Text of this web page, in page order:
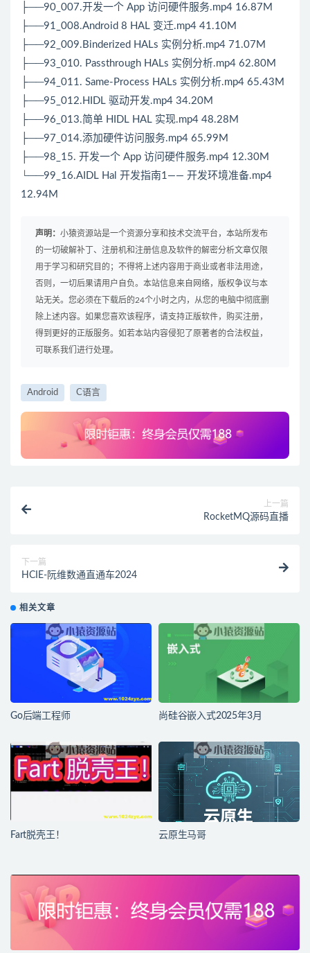
├──90_007.开发一个 App 访问硬件服务.mp4 16.87M
├──91_008.Android 8 HAL 变迁.mp4 41.10M
├──92_009.Binderized HALs 实例分析.mp4 71.07M
├──93_010. Passthrough HALs 实例分析.mp4 62.80M
├──94_011. Same-Process HALs 实例分析.mp4 65.43M
├──95_012.HIDL 驱动开发.mp4 34.20M
├──96_013.简单 HIDL HAL 实现.mp4 48.28M
├──97_014.添加硬件访问服务.mp4 65.99M
├──98_15. 开发一个 App 访问硬件服务.mp4 12.30M
└──99_16.AIDL Hal 开发指南1—— 开发环境准备.mp4
12.94M
声明： 小猿资源站是一个资源分享和技术交流平台，本站所发布
的一切破解补丁、注册机和注册信息及软件的解密分析文章仅限
用于学习和研究目的；不得将上述内容用于商业或者非法用途，
否则，一切后果请用户自负。本站信息来自网络，版权争议与本
站无关。您必须在下载后的24个小时之内，从您的电脑中彻底删
除上述内容。如果您喜欢该程序，请支持正版软件，购买注册，
得到更好的正版服务。如若本站内容侵犯了原著者的合法权益，
可联系我们进行处理。
Android C语言
上一篇
RocketMQ源码直播
下一篇
HCIE-阮维数通直通车2024
相关文章
Go后端工程师 尚硅谷嵌入式2025年3月
Fart脱壳王！ 云原生马哥